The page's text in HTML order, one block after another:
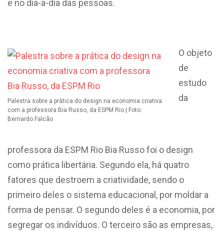
e no dia-a-dia das pessoas.
Palestra sobre a prática do design na economia criativa
com a professora Bia Russo, da ESPM Rio | Foto:
Bernardo Falcão
O objeto
de
estudo
da
professora da ESPM Rio Bia Russo foi o design
como prática libertária. Segundo ela, há quatro
fatores que destroem a criatividade, sendo o
primeiro deles o sistema educacional, por moldar a
forma de pensar. O segundo deles é a economia, por
segregar os indivíduos. O terceiro são as empresas,